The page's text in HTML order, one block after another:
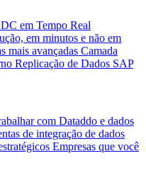
em Tempo Real
em minutos e não em
mais avançadas Camada
Replicação de Dados SAP
com Dataddo e dados
de integração de dados
Empresas que você